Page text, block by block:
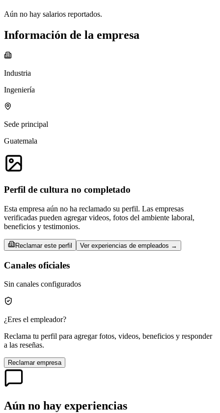
Aún no hay salarios reportados.
Información de la empresa
Industria
Ingeniería
Sede principal
Guatemala
Perfil de cultura no completado
Esta empresa aún no ha reclamado su perfil. Las empresas
verificadas pueden agregar videos, fotos del ambiente laboral,
beneficios y testimonios.
Reclamar este perfil Ver experiencias de empleados →
Canales oficiales
Sin canales configurados
¿Eres el empleador?
Reclama tu perfil para agregar fotos, videos, beneficios y responder
a las reseñas.
Reclamar empresa
Aún no hay experiencias